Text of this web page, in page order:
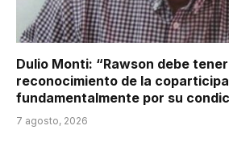
Dulio Monti: “Rawson debe
reconocimiento de la
fundamentalmente por su
7 agosto, 2026